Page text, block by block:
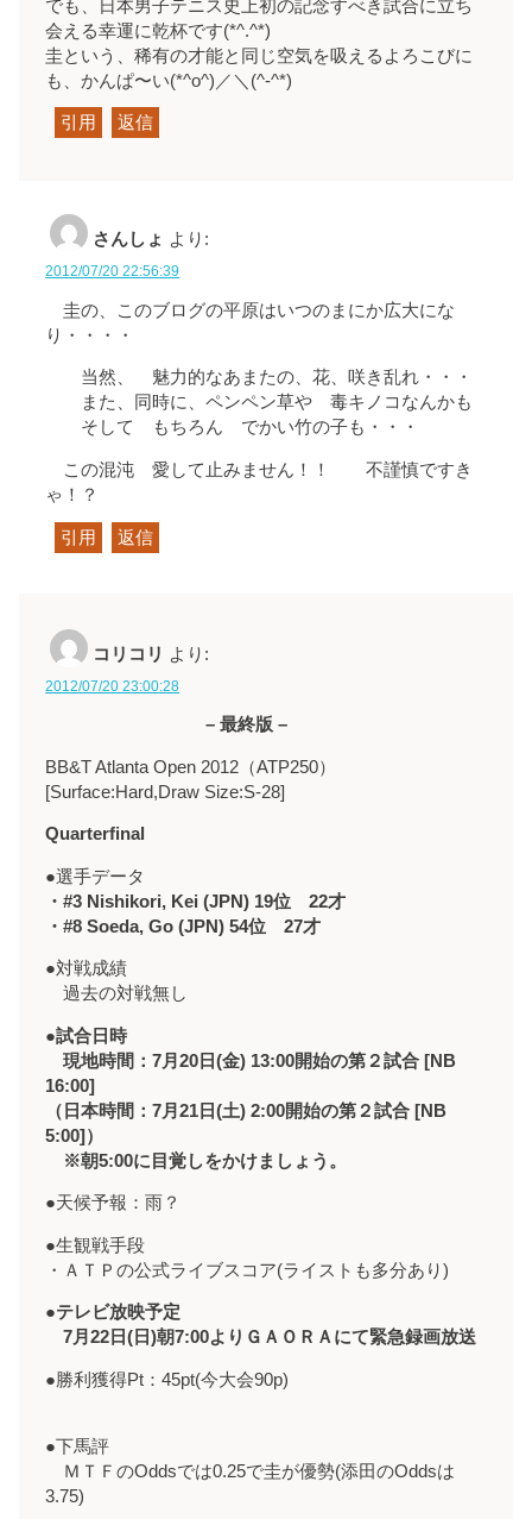
でも、日本男子テニス史上初の記念すべき試合に立ち
会える幸運に乾杯です(*^.^*)
圭という、稀有の才能と同じ空気を吸えるよろこびに
も、かんぱ〜い(*^o^)／ ＼(^-^*)
引用 返信
さんしょ より:
2012/07/20 22:56:39
圭の、このブログの平原はいつのまにか広大にな
り・・・・
当然、 魅力的なあまたの、花、咲き乱れ・・・
また、同時に、ペンペン草や 毒キノコなんかも
そして もちろん でかい竹の子も・・・
この混沌 愛して止みません！！ 不謹慎ですき
ゃ！？
引用 返信
コリコリ より:
2012/07/20 23:00:28
– 最終版 –
BB&T Atlanta Open 2012（ATP250）
[Surface:Hard,Draw Size:S-28]
Quarterfinal
●選手データ
・#3 Nishikori, Kei (JPN) 19位 22才
・#8 Soeda, Go (JPN) 54位 27才
●対戦成績
過去の対戦無し
●試合日時
現地時間：7月20日(金) 13:00開始の第２試合 [NB
16:00]
（日本時間：7月21日(土) 2:00開始の第２試合 [NB
5:00]）
※朝5:00に目覚しをかけましょう。
●天候予報：雨？
●生観戦手段
・ＡＴＰの公式ライブスコア(ライストも多分あり)
●テレビ放映予定
7月22日(日)朝7:00よりＧＡＯＲＡにて緊急録画放送
●勝利獲得Pt：45pt(今大会90p)
●下馬評
ＭＴＦのOddsでは0.25で圭が優勢(添田のOddsは
3.75)